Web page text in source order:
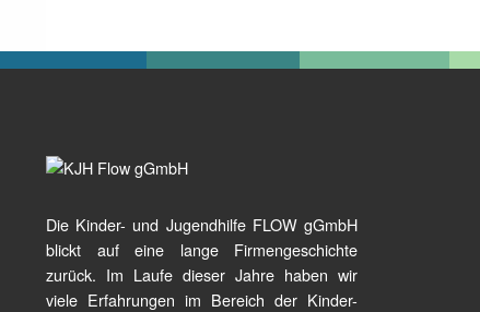
Die Kinder- und Jugendhilfe FLOW gGmbH
blickt auf eine lange Firmengeschichte
zurück. Im Laufe dieser Jahre haben wir
viele Erfahrungen im Bereich der Kinder-